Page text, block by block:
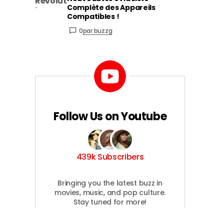
Complète des Appareils
Compatibles !
0par buzzg
Follow Us on Youtube
439k Subscribers
Bringing you the latest buzz in
movies, music, and pop culture.
Stay tuned for more!